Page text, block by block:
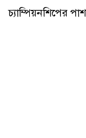
চ্যাম্পিয়নশিপের